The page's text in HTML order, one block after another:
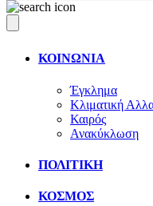
ΚΟΙΝΩΝΙΑ
Έγκλημα
Κλιματική
Καιρός
Ανακύκλωση
ΠΟΛΙΤΙΚΗ
ΚΟΣΜΟΣ